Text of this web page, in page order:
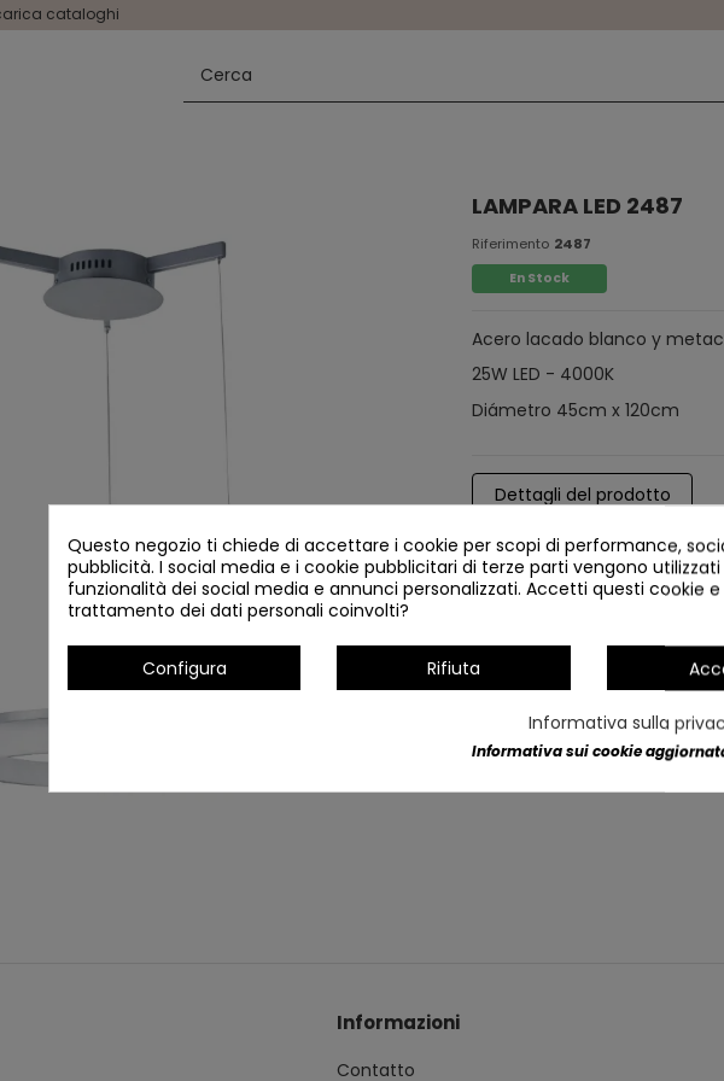
cataloghi
LAMPARA LED 2487
Riferimento 2487
En Stock
Acero lacado blanco y
25W LED - 4000K
Diámetro 45cm x 120cm
Dettagli del prodotto
Informazioni
Contatto
Questo negozio ti chiede di accettare i cookie per scopi di performance,
pubblicità. I social media e i cookie pubblicitari di terze parti vengono
funzionalità dei social media e annunci personalizzati. Accetti questi cookie e
trattamento dei dati personali coinvolti?
Configura Rifiuta
Informativa sulla
Informativa sui cookie